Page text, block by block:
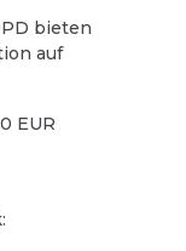
bieten
auf
EUR